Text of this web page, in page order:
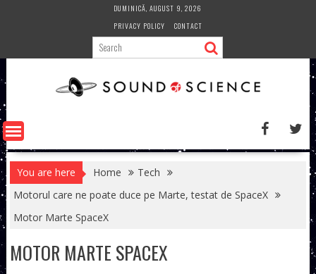
DUMINICĂ, AUGUST 9, 2026
PRIVACY POLICY
CONTACT
You are here Home
Tech
Motorul care ne poate duce pe Marte, testat de SpaceX
Motor Marte SpaceX
MOTOR MARTE SPACEX